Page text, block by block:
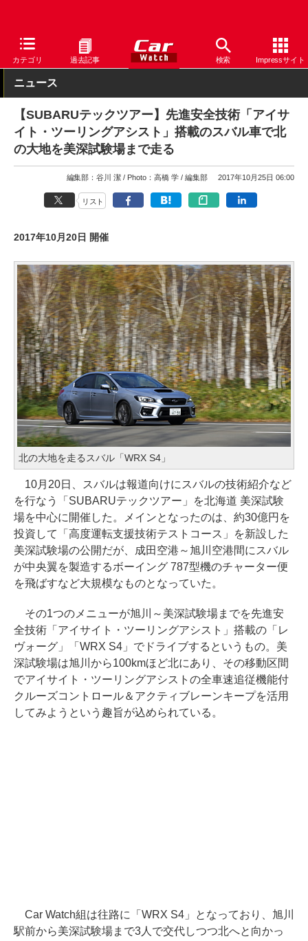
カテゴリ 過去記事 検索 Impressサイト
Car Watch 自動車 スバル WRX
ニュース
【SUBARUテックツアー】先進安全技術「アイサ
イト・ツーリングアシスト」搭載のスバル車で北
の大地を美深試験場まで走る
編集部：谷川 潔 Photo：高橋 学 編集部 2017年10月25日 06:00
リスト
2017年10月20日 開催
北の大地を走るスバル「WRX S4」
10月20日、スバルは報道向けにスバルの技術紹介など
を行なう「SUBARUテックツアー」を北海道 美深試験
場を中心に開催した。メインとなったのは、約30億円を
投資して「高度運転支援技術テストコース」を新設した
美深試験場の公開だが、成田空港～旭川空港間にスバル
が中央翼を製造するボーイング 787型機のチャーター便
を飛ばすなど大規模なものとなっていた。
その1つのメニューが旭川～美深試験場までを先進安
全技術「アイサイト・ツーリングアシスト」搭載の「レ
ヴォーグ」「WRX S4」でドライブするというもの。美
深試験場は旭川から100kmほど北にあり、その移動区間
でアイサイト・ツーリングアシストの全車速追従機能付
クルーズコントロール＆アクティブレーンキープを活用
してみようという趣旨が込められている。
Car Watch組は往路に「WRX S4」となっており、旭川
駅前から美深試験場まで3人で交代しつつ北へと向かっ